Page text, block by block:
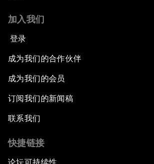
加入我们
登录
成为我们的合作伙伴
成为我们的会员
订阅我们的新闻稿
联系我们
快捷链接